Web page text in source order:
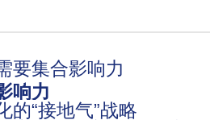
要集合影响力
响力
的“接地气”战略